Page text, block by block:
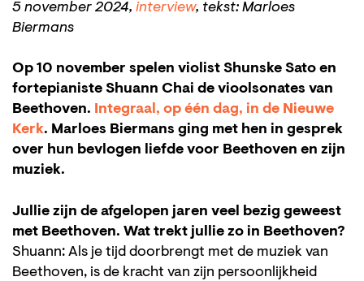
5 november 2024, interview, tekst: Marloes
Biermans
Op 10 november spelen violist Shunske Sato en
fortepianiste Shuann Chai de vioolsonates van
Beethoven. Integraal, op één dag, in de Nieuwe
Kerk. Marloes Biermans ging met hen in gesprek
over hun bevlogen liefde voor Beethoven en zijn
muziek.
Jullie zijn de afgelopen jaren veel bezig geweest
met Beethoven. Wat trekt jullie zo in Beethoven?
Shuann: Als je tijd doorbrengt met de muziek van
Beethoven, is de kracht van zijn persoonlijkheid